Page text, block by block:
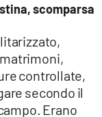
scomparsa
controllate,
secondo il
Erano